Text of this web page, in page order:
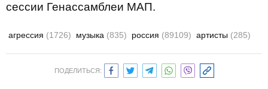
сессии Генассамблеи МАП.
агрессия (1726) музыка (835) россия (89109) артисты (285)
ПОДЕЛИТЬСЯ: